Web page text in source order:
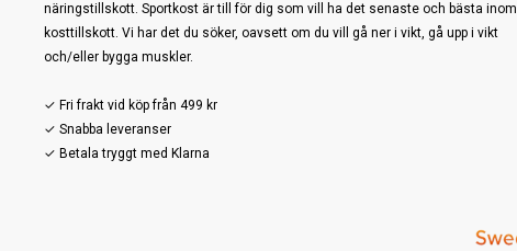
näringstillskott. Sportkost är till för dig som vill ha det senaste och bästa inom
kosttillskott. Vi har det du söker, oavsett om du vill gå ner i vikt, gå upp i vikt
och/eller bygga muskler.
✓ Fri frakt vid köp från 499 kr
✓ Snabba leveranser
✓ Betala tryggt med Klarna